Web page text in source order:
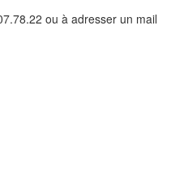
ou à adresser un mail